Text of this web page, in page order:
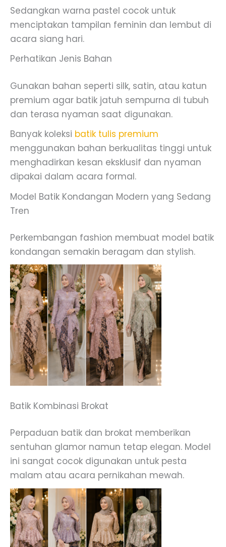
Sedangkan warna pastel cocok untuk
menciptakan tampilan feminin dan lembut di
acara siang hari.
Perhatikan Jenis Bahan
Gunakan bahan seperti silk, satin, atau katun
premium agar batik jatuh sempurna di tubuh
dan terasa nyaman saat digunakan.
Banyak koleksi batik tulis premium
menggunakan bahan berkualitas tinggi untuk
menghadirkan kesan eksklusif dan nyaman
dipakai dalam acara formal.
Model Batik Kondangan Modern yang Sedang
Tren
Perkembangan fashion membuat model batik
kondangan semakin beragam dan stylish.
Batik Kombinasi Brokat
Perpaduan batik dan brokat memberikan
sentuhan glamor namun tetap elegan. Model
ini sangat cocok digunakan untuk pesta
malam atau acara pernikahan mewah.